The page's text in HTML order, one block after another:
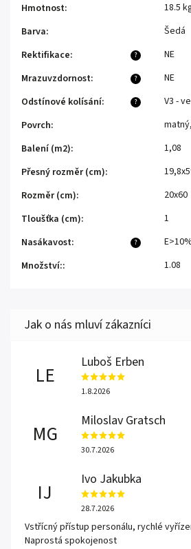
Hmotnost:
18.5
Barva: Šedá
?
Rektifikace: NE
?
Mrazuvzdornost: NE
?
Odstínové kolísání:
V3 -
Povrch:
Balení (m2):
1,08
Přesný rozměr (cm):
Rozměr (cm):
20x60
Tloušťka (cm): 1
?
Nasákavost:
Množství:: 1.08
LE
Luboš Erben
1.8.2026
MG
Miloslav Gratsch
30.7.2026
IJ
Ivo Jakubka
28.7.2026
Vstřícný přístup personálu, rychlé
Naprostá spokojenost